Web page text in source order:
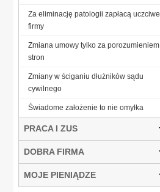
Za eliminację patologii zapłacą uczciwe
firmy
Zmiana umowy tylko za porozumieniem
stron
Zmiany w ściganiu dłużników sądu
cywilnego
Świadome założenie to nie omyłka
PRACA I ZUS
DOBRA FIRMA
MOJE PIENIĄDZE